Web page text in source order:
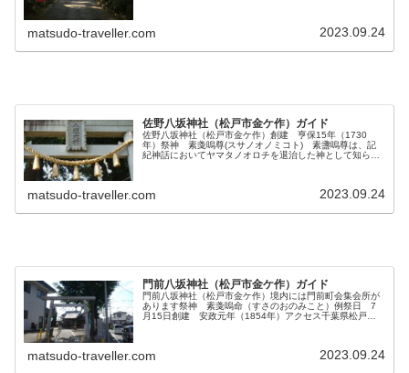
matsudo-traveller.com 2023.09.24
佐野八坂神社（松戸市金ケ作）ガイド
佐野八坂神社（松戸市金ケ作）創建 亨保15年（1730
年）祭神 素戔嗚尊(スサノオノミコト) 素盞嗚尊は、記
紀神話においてヤマタノオロチを退治した神として知ら
matsudo-traveller.com 2023.09.24
門前八坂神社（松戸市金ケ作）ガイド
門前八坂神社（松戸市金ケ作）境内には門前町会集会所が
あります祭神 素戔嗚命（すさのおのみこと）例祭日 7
月15日創建 安政元年（1854年）アクセス千葉県松戸市
matsudo-traveller.com 2023.09.24